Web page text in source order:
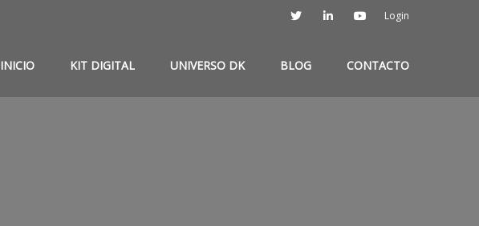
Login
INICIO KIT DIGITAL UNIVERSO DK BLOG CONTACTO